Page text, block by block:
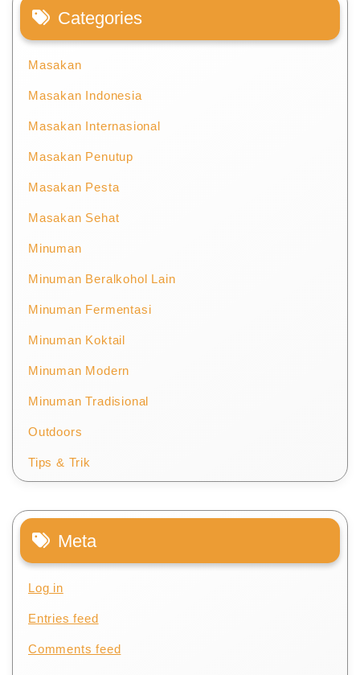
Categories
Masakan
Masakan Indonesia
Masakan Internasional
Masakan Penutup
Masakan Pesta
Masakan Sehat
Minuman
Minuman Beralkohol Lain
Minuman Fermentasi
Minuman Koktail
Minuman Modern
Minuman Tradisional
Outdoors
Tips & Trik
Meta
Log in
Entries feed
Comments feed